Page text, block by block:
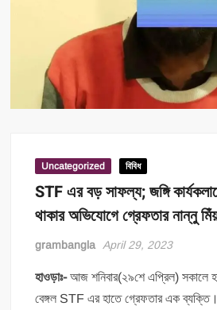
Uncategorized বিবিধ
STF এর বড় সাফল্য; জঙ্গি
থাকার অভিযোগে গ্রেফতার নান্নু
grambangla April 29, 2023
হাওড়াঃ-আজ শনিবার(২৯শে এপ্রিল) সকালে
বেঙ্গল STF এর হাতে গ্রেফতার এক